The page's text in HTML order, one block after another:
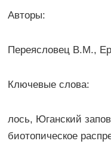
Авторы:
Переясловец В.М.,
Ключевые слова:
лось, Юганский
биотопическое